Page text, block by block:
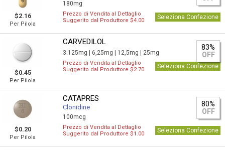
$2.16
Per Pilola
180mg
Prezzo di Vendita al Dettaglio
Suggerito dal Produttore $4.00
Seleziona Confezione
$0.45
Per Pilola
CARVEDILOL
3.125mg | 6,25mg | 12,5mg | 25mg
83%
OFF
Prezzo di Vendita al Dettaglio
Suggerito dal Produttore $2.70
Seleziona Confezione
$0.20
Per Pilola
CATAPRES
Clonidine
100mcg
80%
OFF
Prezzo di Vendita al Dettaglio
Suggerito dal Produttore $1.00
Seleziona Confezione